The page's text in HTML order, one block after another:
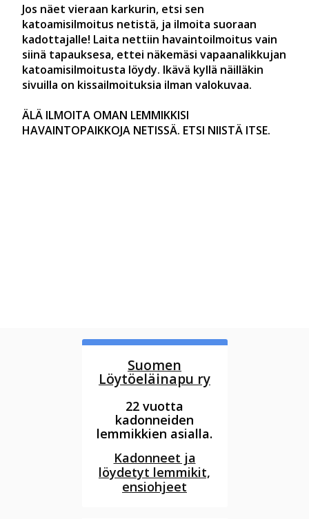
Jos näet vieraan karkurin, etsi sen
katoamisilmoitus netistä, ja ilmoita suoraan
kadottajalle! Laita nettiin havaintoilmoitus vain
siinä tapauksesa, ettei näkemäsi vapaanalikkujan
katoamisilmoitusta löydy. Ikävä kyllä näilläkin
sivuilla on kissailmoituksia ilman valokuvaa.
ÄLÄ ILMOITA OMAN LEMMIKKISI
HAVAINTOPAIKKOJA NETISSÄ. ETSI NIISTÄ ITSE.
Suomen
Löytöeläinapu ry
22 vuotta
kadonneiden
lemmikkien asialla.
Kadonneet ja
löydetyt lemmikit,
ensiohjeet